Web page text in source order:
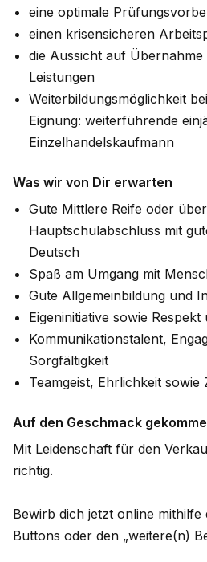
eine optimale
einen krisensicheren
die Aussicht auf
Leistungen
Weiterbildungsmöglichkeit
Eignung: weiterführende
Einzelhandelskaufmann
Was wir von Dir erwarten
Gute Mittlere Reife oder
Hauptschulabschluss mit
Deutsch
Spaß am Umgang mit
Gute Allgemeinbildung und
Eigeninitiative sowie
Kommunikationstalent,
Sorgfältigkeit
Teamgeist, Ehrlichkeit sowie
Auf den Geschmack
Mit Leidenschaft für den
richtig.
Bewirb dich jetzt online mithilfe
Buttons oder den „weitere(n)